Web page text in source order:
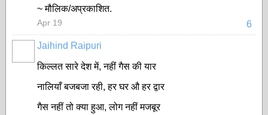
~ मौलिक/अप्रकाशित.
6
Apr 19
Jaihind Raipuri
किल्लत सारे देश में, नहीं गैस की यार
नालियाँ बजबजा रही, हर घर औ हर द्वार
गैस नहीं तो क्या हुआ, लोग नहीं मजबूर